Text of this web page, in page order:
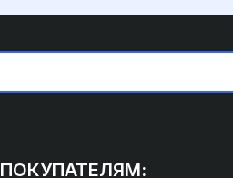
ПОКУПАТЕЛЯМ: